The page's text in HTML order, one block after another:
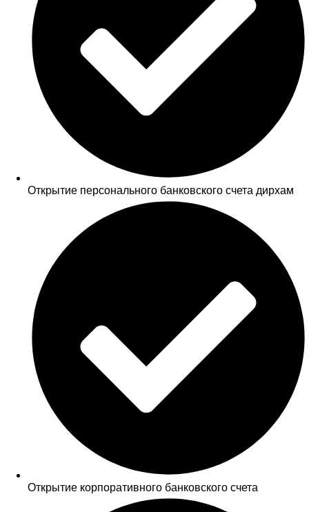
Открытие персонального банковского счета дирхам
Открытие корпоративного банковского счета